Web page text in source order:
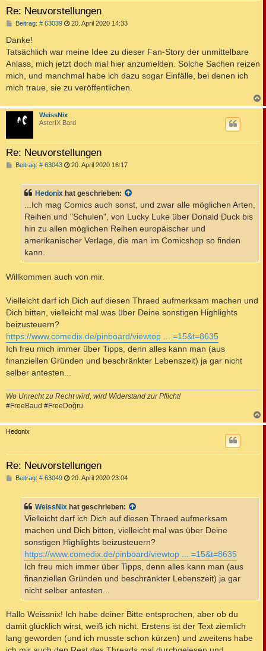
Re: Neuvorstellungen
Beitrag: # 63039B
r
a
g
20. April 2020 14:33
Danke!
Tatsächlich war meine Idee zu dieser Fan-Story der unmittelbare
Anlass, mich jetzt doch mal hier anzumelden. Solche Sachen reizen
mich, und manchmal habe ich dazu sogar Einfälle, bei denen ich
mich traue, sie zu veröffentlichen.
a
WeissNix
AsterIX Bard
Re: Neuvorstellungen
Beitrag: # 63043B
r
a
20. April 2020 16:17
Hedonix hat geschrieben:
...Ich mag Comics auch sonst, und zwar alle möglichen Arten,
Reihen und "Schulen", von Lucky Luke über Donald Duck bis
hin zu allen möglichen Reihen europäischer und
amerikanischer Verlage, die man im Comicshop so finden
kann.
Willkommen auch von mir.
Vielleicht darf ich Dich auf diesen Thraed aufmerksam machen und
Dich bitten, vielleicht mal was über Deine sonstigen Highlights
beizusteuern?
https://www.comedix.de/pinboard/viewtop ... =15&t=8635
Ich freu mich immer über Tipps, denn alles kann man (aus
finanziellen Gründen und beschränkter Lebenszeit) ja gar nicht
selber antesten...
Wo Unrecht zu Recht wird, wird Widerstand zur Pflicht!
#FreeBaud #FreeDoğru
a
Hedonix
Re: Neuvorstellungen
Beitrag: # 63049B
r
a
20. April 2020 23:04
WeissNix hat geschrieben:
Vielleicht darf ich Dich auf diesen Thraed aufmerksam
machen und Dich bitten, vielleicht mal was über Deine
sonstigen Highlights beizusteuern?
https://www.comedix.de/pinboard/viewtop ... =15&t=8635
Ich freu mich immer über Tipps, denn alles kann man (aus
finanziellen Gründen und beschränkter Lebenszeit) ja gar
nicht selber antesten...
Hallo Weissnix! Ich habe deiner Bitte entsprochen, aber ob du
damit glücklich wirst, weiß ich nicht. Erstens ist der Text ziemlich
lang geworden (und ich musste schon kürzen) und zweitens habe